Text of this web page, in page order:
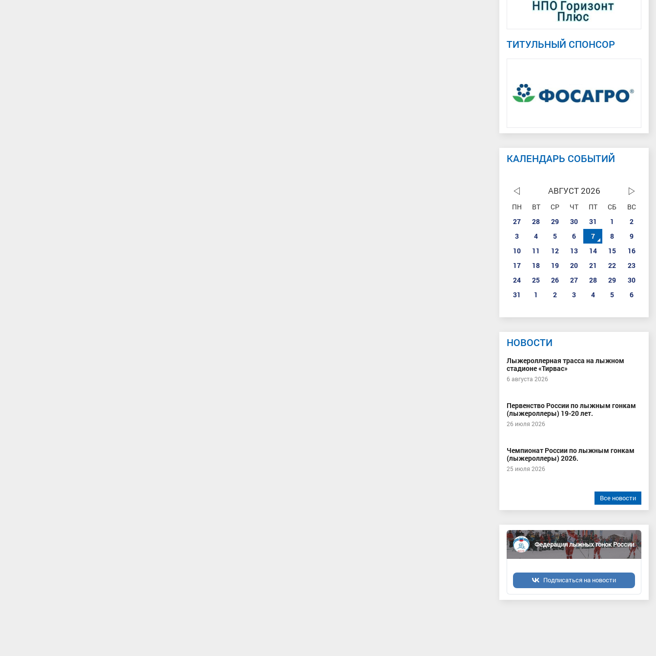
ТИТУЛЬНЫЙ СПОНСОР
КАЛЕНДАРЬ СОБЫТИЙ
АВГУСТ 2026
ПН ВТ СР ЧТ ПТ СБ
ВС
27
28 29 30 31 1
2
3
4 5 6 7 8
9
10
11 12 13 14 15
16
17
18 19 20 21 22
23
24
25 26 27 28 29
30
31
1 2 3 4 5 6
НОВОСТИ
Лыжероллерная трасса на лыжном
стадионе «Тирвас»
6 августа 2026
Первенство России по лыжным гонкам
(лыжероллеры) 19-20 лет.
26 июля 2026
Чемпионат России по лыжным гонкам
(лыжероллеры) 2026.
25 июля 2026
Все новости
Федерация лыжных гонок России
Подписаться на новости